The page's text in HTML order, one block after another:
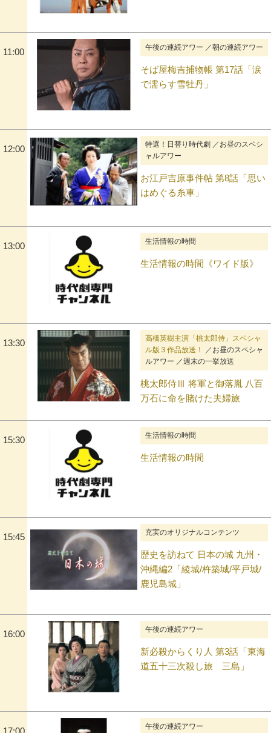
11:00 午後の連続アワー ／朝の連続アワー
そば屋梅吉捕物帳 第17話「涙
で濡らす雪牡丹」
12:00
特選！日替り時代劇 ／お昼のスペシ
ャルアワー
お江戸吉原事件帖 第8話「思い
はめぐる糸車」
13:00 生活情報の時間
生活情報の時間《ワイド版》
13:30
高橋英樹主演「桃太郎侍」スペシャ
ル版３作品放送！
／お昼のスペシャ
ルアワー ／週末の一挙放送
桃太郎侍Ⅲ 将軍と御落胤 八百
万石に命を賭けた夫婦旅
15:30 生活情報の時間
生活情報の時間
15:45 充実のオリジナルコンテンツ
歴史を訪ねて 日本の城 九州・
沖縄編2「綾城/杵築城/平戸城/
鹿児島城」
16:00 午後の連続アワー
新必殺からくり人 第3話「東海
道五十三次殺し旅 三島」
17:00 午後の連続アワー